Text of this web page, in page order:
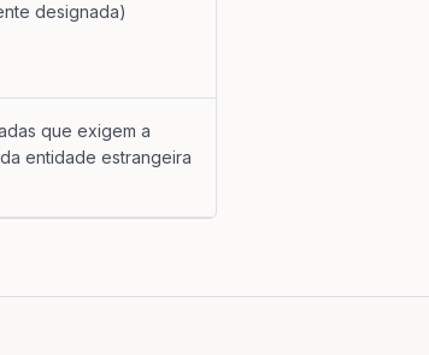
designada)
que exigem a
entidade estrangeira